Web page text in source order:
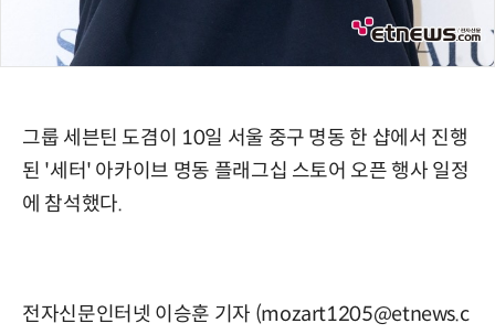
그룹 세븐틴 도겸이 10일 서울 중구 명동 한 샵에서 진행
된 '세터' 아카이브 명동 플래그십 스토어 오픈 행사 일정
에 참석했다.
전자신문인터넷 이승훈 기자 (mozart1205@etnews.c